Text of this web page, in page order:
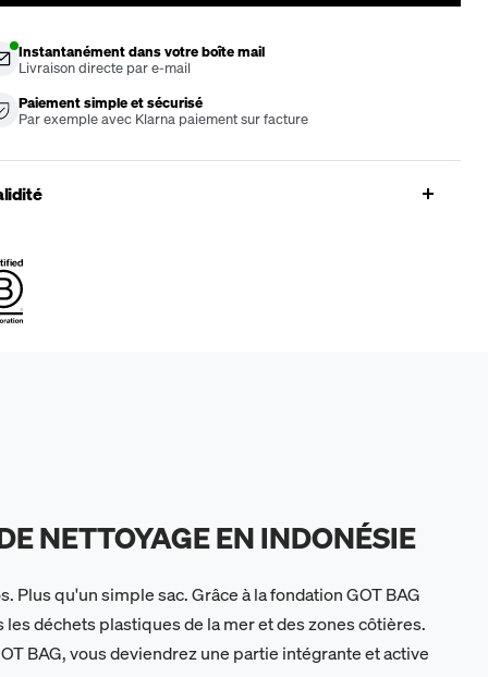
Instantanément dans votre boîte mail
Livraison directe par e-mail
Paiement simple et sécurisé
Par exemple avec Klarna paiement sur facture
NETTOYAGE EN INDONÉSIE
Plus qu'un simple sac. Grâce à la fondation GOT BAG
déchets plastiques de la mer et des zones côtières.
BAG, vous deviendrez une partie intégrante et active